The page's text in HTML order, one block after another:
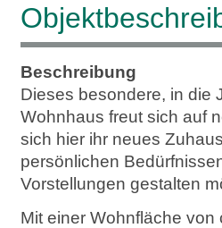
Beschreibung
Dieses besondere, in die
Wohnhaus freut sich auf
sich hier ihr neues
persönlichen
Vorstellungen gestalten
Mit einer Wohnfläche von